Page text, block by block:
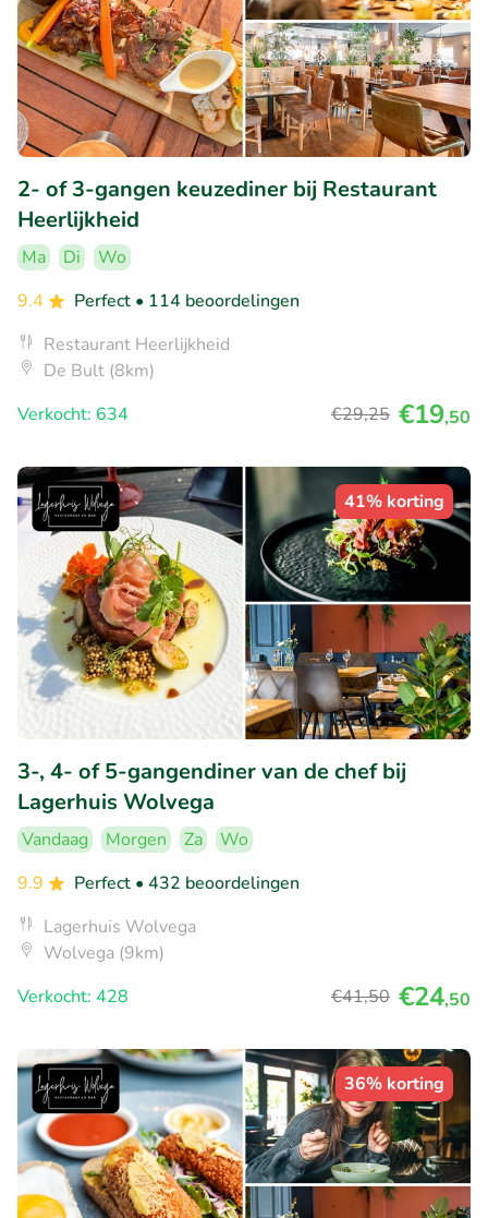
2- of 3-gangen keuzediner bij Restaurant
Heerlijkheid
Ma Di
Wo
9.4
Perfect • 114 beoordelingen
Restaurant Heerlijkheid
De Bult (8km)
Verkocht: 634
€29,25 €19,50
41% korting
3-, 4- of 5-gangendiner van de chef bij
Lagerhuis Wolvega
Vandaag Morgen Za
Wo
9.9
Perfect • 432 beoordelingen
Lagerhuis Wolvega
Wolvega (9km)
Verkocht: 428
€41,50 €24,50
36% korting